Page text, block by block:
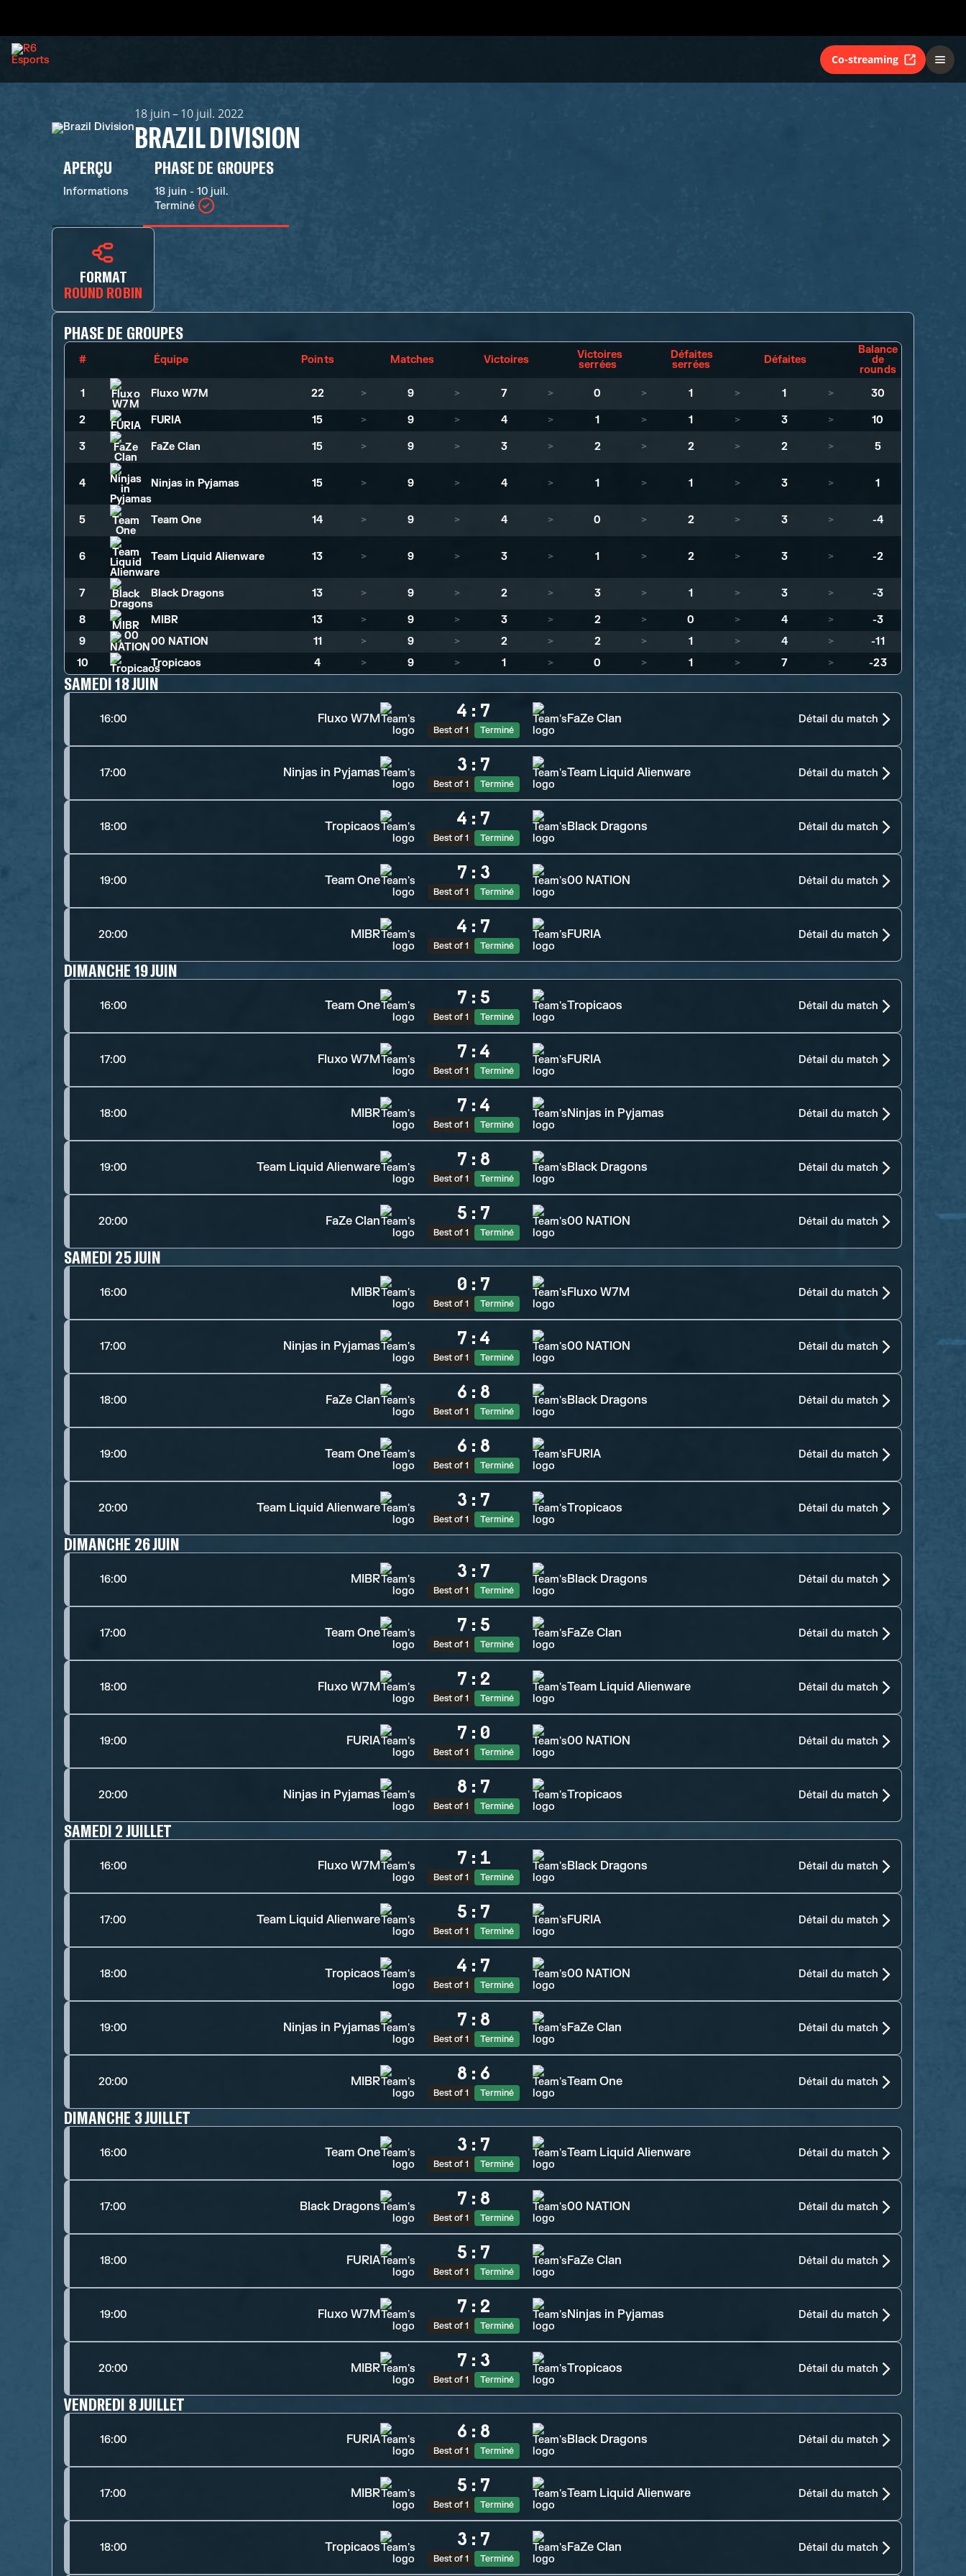
Co-streaming
18 juin – 10 juil. 2022
BRAZIL DIVISION
APERÇU
Informations
PHASE DE GROUPES
18 juin - 10 juil.
Terminé
FORMAT
ROUND ROBIN
PHASE DE GROUPES
# Équipe Points Matches Victoires
Victoires
serrées
Défaites
serrées
Défaites
Balance
de
rounds
1
Fluxo W7M 22 > 9 > 7 > 0 > 1 > 1 > 30
2 FURIA 15 > 9 > 4 > 1 > 1 > 3 > 10
3 FaZe Clan 15 > 9 > 3 > 2 > 2 > 2 > 5
4 Ninjas in Pyjamas 15 > 9 > 4 > 1 > 1 > 3 > 1
5 Team One 14 > 9 > 4 > 0 > 2 > 3 > -4
6 Team Liquid Alienware 13 > 9 > 3 > 1 > 2 > 3 > -2
7 Black Dragons 13 > 9 > 2 > 3 > 1 > 3 > -3
8 MIBR 13 > 9 > 3 > 2 > 0 > 4 >
-3
9
00 NATION 11 > 9 > 2 > 2 > 1 > 4 >
-11
10
Tropicaos 4 > 9 > 1 > 0 > 1 > 7 > -23
SAMEDI 18 JUIN
16:00 Fluxo W7M 4 : 7
Best of 1 Terminé
FaZe Clan Détail du match
17:00 Ninjas in Pyjamas 3 : 7
Best of 1 Terminé
Team Liquid Alienware Détail du match
18:00 Tropicaos 4 : 7
Best of 1 Terminé
Black Dragons Détail du match
19:00 Team One 7 : 3
Best of 1 Terminé
00 NATION Détail du match
20:00 MIBR 4 : 7
Best of 1 Terminé
FURIA Détail du match
DIMANCHE 19 JUIN
16:00 Team One 7 : 5
Best of 1 Terminé
Tropicaos Détail du match
17:00 Fluxo W7M 7 : 4
Best of 1 Terminé
FURIA Détail du match
18:00 MIBR 7 : 4
Best of 1 Terminé
Ninjas in Pyjamas Détail du match
19:00 Team Liquid Alienware 7 : 8
Best of 1 Terminé
Black Dragons Détail du match
20:00 FaZe Clan 5 : 7
Best of 1 Terminé
00 NATION Détail du match
SAMEDI 25 JUIN
16:00 MIBR 0 : 7
Best of 1 Terminé
Fluxo W7M Détail du match
17:00 Ninjas in Pyjamas 7 : 4
Best of 1 Terminé
00 NATION Détail du match
18:00 FaZe Clan 6 : 8
Best of 1 Terminé
Black Dragons Détail du match
19:00 Team One 6 : 8
Best of 1 Terminé
FURIA Détail du match
20:00 Team Liquid Alienware 3 : 7
Best of 1 Terminé
Tropicaos Détail du match
DIMANCHE 26 JUIN
16:00 MIBR 3 : 7
Best of 1 Terminé
Black Dragons Détail du match
17:00 Team One 7 : 5
Best of 1 Terminé
FaZe Clan Détail du match
18:00 Fluxo W7M 7 : 2
Best of 1 Terminé
Team Liquid Alienware Détail du match
19:00 FURIA 7 : 0
Best of 1 Terminé
00 NATION Détail du match
20:00 Ninjas in Pyjamas 8 : 7
Best of 1 Terminé
Tropicaos Détail du match
SAMEDI 2 JUILLET
16:00 Fluxo W7M 7 : 1
Best of 1 Terminé
Black Dragons Détail du match
17:00 Team Liquid Alienware 5 : 7
Best of 1 Terminé
FURIA Détail du match
18:00 Tropicaos 4 : 7
Best of 1 Terminé
00 NATION Détail du match
19:00 Ninjas in Pyjamas 7 : 8
Best of 1 Terminé
FaZe Clan Détail du match
20:00 MIBR 8 : 6
Best of 1 Terminé
Team One Détail du match
DIMANCHE 3 JUILLET
16:00 Team One 3 : 7
Best of 1 Terminé
Team Liquid Alienware Détail du match
17:00 Black Dragons 7 : 8
Best of 1 Terminé
00 NATION Détail du match
18:00 FURIA 5 : 7
Best of 1 Terminé
FaZe Clan Détail du match
19:00 Fluxo W7M 7 : 2
Best of 1 Terminé
Ninjas in Pyjamas Détail du match
20:00 MIBR 7 : 3
Best of 1 Terminé
Tropicaos Détail du match
VENDREDI 8 JUILLET
16:00 FURIA 6 : 8
Best of 1 Terminé
Black Dragons Détail du match
17:00 MIBR 5 : 7
Best of 1 Terminé
Team Liquid Alienware Détail du match
18:00 Tropicaos 3 : 7
Best of 1 Terminé
FaZe Clan Détail du match